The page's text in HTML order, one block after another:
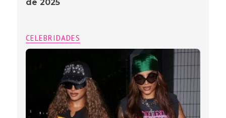
de 2025
CELEBRIDADES